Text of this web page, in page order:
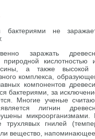
бактериями не
заражать
кислотностью
а также высокой
комплекса,
компонентов
бактериями, за
Многие ученые
лигнин
микроорганизмами.
трухлявых гнилей
вещество, напоминающее